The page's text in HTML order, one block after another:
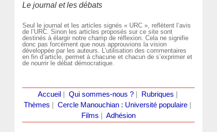
Le journal et les débats
Seul le journal et les articles signés « URC », reflètent l’avis
de l’URC. Sinon les articles proposés sur ce site sont
destinés à élargir notre champ de réflexion. Cela ne signifie
donc pas forcément que nous approuvions la vision
développée par les auteurs. L’utilisation des commentaires
en fin d’article, permet à chacune et chacun de s’exprimer et
de nourrir le débat démocratique.
Accueil Qui sommes-nous ?| Rubriques
Thèmes
Cercle Manouchian : Université populaire
Films
Adhésion